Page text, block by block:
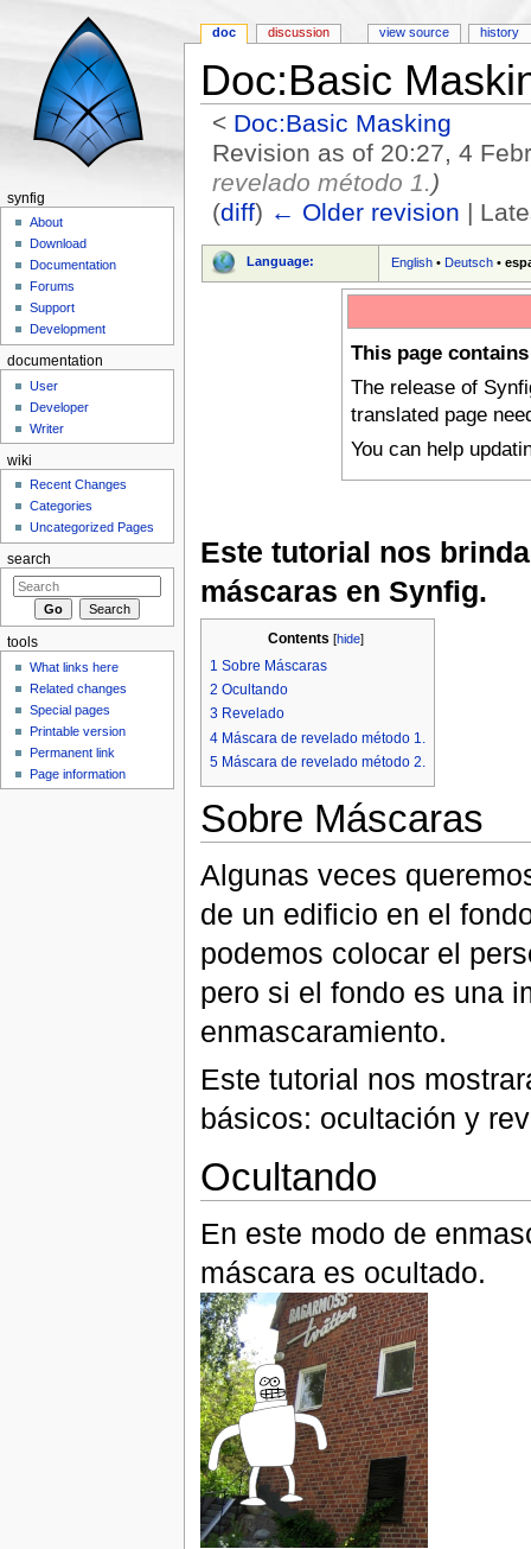
Doc:Basic
< Doc:Basic Masking
Revision as of 20:27, 4
revelado método 1. )
(diff) ← Older revision |
Language: English •Deutsch •
This page
The release of
translated page
You can help
Este tutorial nos
máscaras en Synfig.
Contents [hide]
1 Sobre Máscaras
2 Ocultando
3 Revelado
4 Máscara de revelado método 1.
5 Máscara de revelado método 2.
Sobre Máscaras
Algunas veces
de un edificio en el
podemos colocar el
pero si el fondo es una
enmascaramiento.
Este tutorial nos
básicos: ocultación y
Ocultando
En este modo de
máscara es ocultado.
doc discussion view source history
synfig
About
Download
Documentation
Forums
Support
Development
documentation
User
Developer
Writer
wiki
Recent Changes
Categories
Uncategorized Pages
search
tools
What links here
Related changes
Special pages
Printable version
Permanent link
Page information